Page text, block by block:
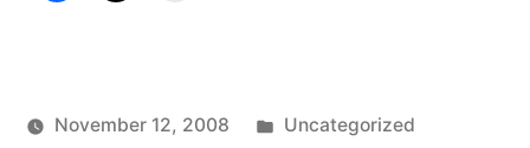
November 12, 2008
Posted
Uncategorized